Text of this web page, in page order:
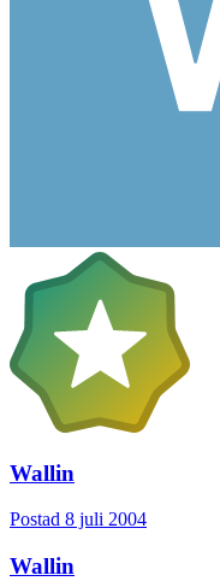
Wallin
Postad 8 juli 2004
Wallin